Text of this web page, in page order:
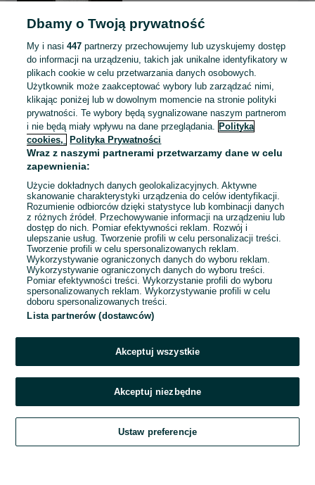
Tarnobrzeg
07 sierpnia 2026
Perkusja Yamaha Stage
Custom All Birch 20,10,12,14"
2 800 zł
Tarnobrzeg
07 sierpnia 2026
1 ... 6 ... 21
Zadzwoń / SMS
Szukaj Obserwujesz Dodaj Czat Konto
Dbamy o Twoją prywatność
My i nasi447 partnerzy przechowujemy lub uzyskujemy dostęp
do informacji na urządzeniu, takich jak unikalne identyfikatory w
plikach cookie w celu przetwarzania danych osobowych.
Użytkownik może zaakceptować wybory lub zarządzać nimi,
klikając poniżej lub w dowolnym momencie na stronie polityki
prywatności. Te wybory będą sygnalizowane naszym partnerom
i nie będą miały wpływu na dane przeglądania. Polityka
cookies,
Polityka Prywatności
Wraz z naszymi partnerami przetwarzamy dane w celu
zapewnienia:
Użycie dokładnych danych geolokalizacyjnych. Aktywne
skanowanie charakterystyki urządzenia do celów identyfikacji.
Rozumienie odbiorców dzięki statystyce lub kombinacji danych
z różnych źródeł. Przechowywanie informacji na urządzeniu lub
dostęp do nich. Pomiar efektywności reklam. Rozwój i
ulepszanie usług. Tworzenie profili w celu personalizacji treści.
Tworzenie profili w celu spersonalizowanych reklam.
Wykorzystywanie ograniczonych danych do wyboru reklam.
Wykorzystywanie ograniczonych danych do wyboru treści.
Pomiar efektywności treści. Wykorzystanie profili do wyboru
spersonalizowanych reklam. Wykorzystywanie profili w celu
doboru spersonalizowanych treści.
Lista partnerów (dostawców)
Akceptuj wszystkie
Akceptuj niezbędne
Ustaw preferencje